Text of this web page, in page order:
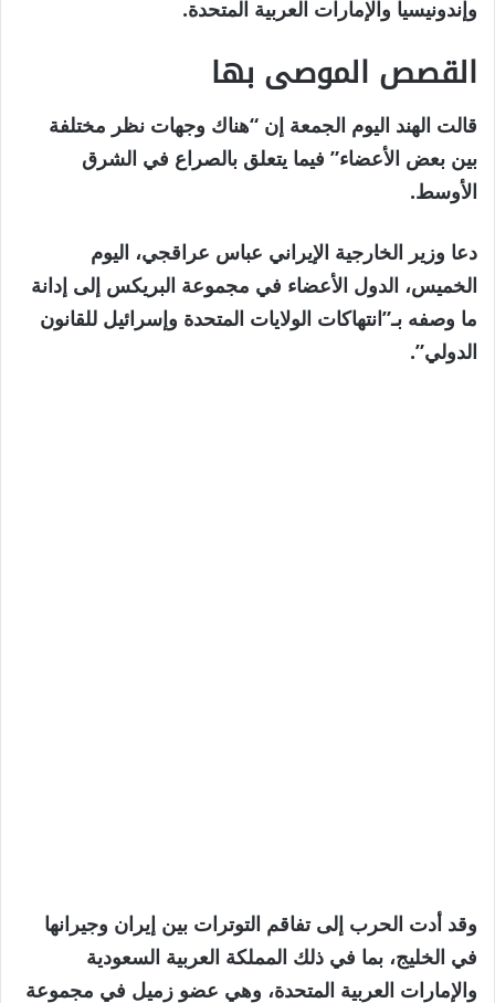
وإندونيسيا والإمارات العربية المتحدة.
القصص الموصى بها
قائمة
من
3
نهاية
القائمة
قالت الهند اليوم الجمعة إن “هناك وجهات نظر مختلفة
بين بعض الأعضاء” فيما يتعلق بالصراع في الشرق
الأوسط.
دعا وزير الخارجية الإيراني عباس عراقجي، اليوم
الخميس، الدول الأعضاء في مجموعة البريكس إلى إدانة
ما وصفه بـ”انتهاكات الولايات المتحدة وإسرائيل للقانون
الدولي”.
وقد أدت الحرب إلى تفاقم التوترات بين إيران وجيرانها
في الخليج، بما في ذلك المملكة العربية السعودية
والإمارات العربية المتحدة، وهي عضو زميل في مجموعة